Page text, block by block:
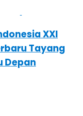
XXI
Tayang
Depan